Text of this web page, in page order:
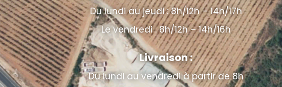
Du lundi au jeudi : 8h/12h – 14h/17h
Le vendredi : 8h/12h – 14h/16h
Livraison :
Du lundi au vendredi à partir de 8h